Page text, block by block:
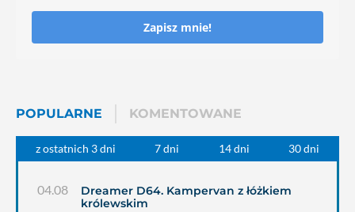
Zapisz mnie!
POPULARNE KOMENTOWANE
z ostatnich 3 dni 7 dni 14 dni 30 dni
04.08
Dreamer D64. Kampervan z łóżkiem
królewskim